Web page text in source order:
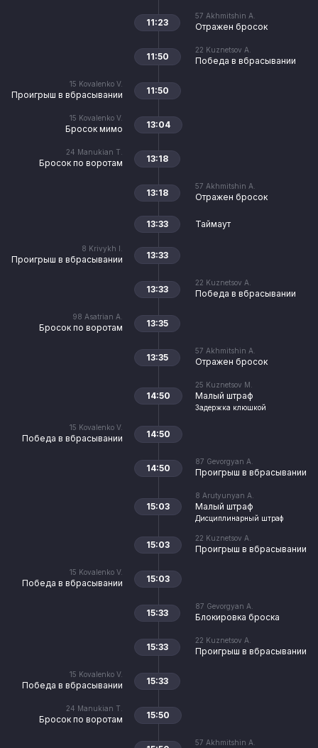
57 Akhmitshin A.
Отражен бросок
11:23
22 Kuznetsov A.
Победа в вбрасывании
11:50
15 Kovalenko V.
Проигрыш в вбрасывании 11:50
15 Kovalenko V.
Бросок мимо 13:04
24 Manukian T.
Бросок по воротам 13:18
57 Akhmitshin A.
Отражен бросок
13:18
Таймаут
13:33
8 Krivykh I.
Проигрыш в вбрасывании 13:33
22 Kuznetsov A.
Победа в вбрасывании
13:33
98 Asatrian A.
Бросок по воротам 13:35
57 Akhmitshin A.
Отражен бросок
13:35
25 Kuznetsov M.
Малый штраф
Задержка клюшкой
14:50
15 Kovalenko V.
Победа в вбрасывании 14:50
87 Gevorgyan A.
Проигрыш в вбрасывании
14:50
8 Arutyunyan A.
Малый штраф
Дисциплинарный штраф
15:03
22 Kuznetsov A.
Проигрыш в вбрасывании
15:03
15 Kovalenko V.
Победа в вбрасывании 15:03
87 Gevorgyan A.
Блокировка броска
15:33
22 Kuznetsov A.
Проигрыш в вбрасывании
15:33
15 Kovalenko V.
Победа в вбрасывании 15:33
24 Manukian T.
Бросок по воротам 15:50
57 Akhmitshin A.